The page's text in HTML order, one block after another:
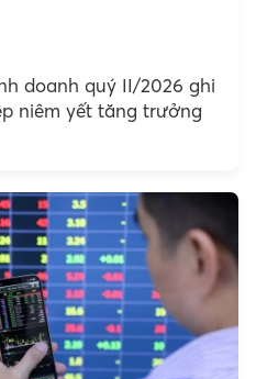
doanh quý II/2026 ghi
niêm yết tăng trưởng